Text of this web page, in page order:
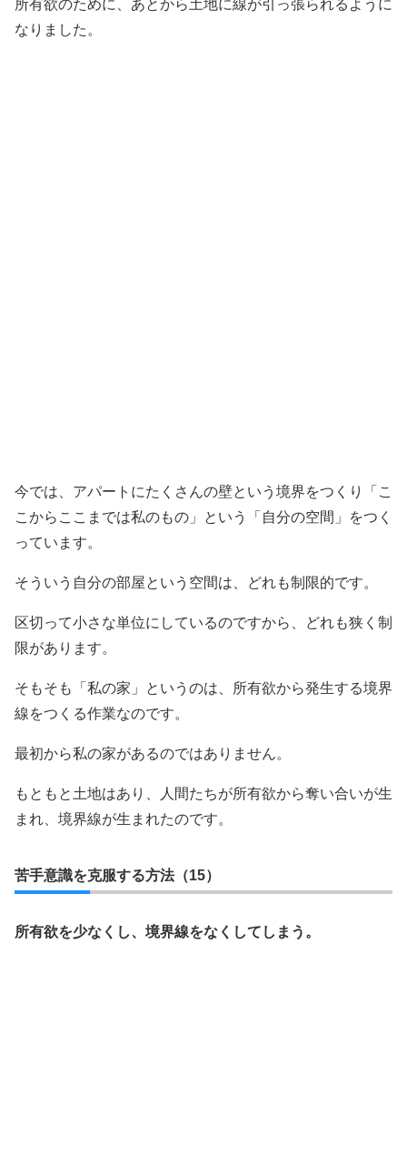
所有欲のために、あとから土地に線が引っ張られるように
なりました。
今では、アパートにたくさんの壁という境界をつくり「こ
こからここまでは私のもの」という「自分の空間」をつく
っています。
そういう自分の部屋という空間は、どれも制限的です。
区切って小さな単位にしているのですから、どれも狭く制
限があります。
そもそも「私の家」というのは、所有欲から発生する境界
線をつくる作業なのです。
最初から私の家があるのではありません。
もともと土地はあり、人間たちが所有欲から奪い合いが生
まれ、境界線が生まれたのです。
苦手意識を克服する方法（15）
所有欲を少なくし、境界線をなくしてしまう。